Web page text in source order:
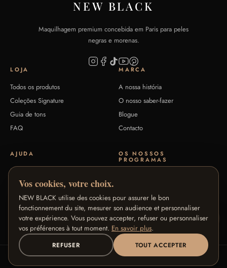
NEW BLACK
Maquilhagem premium concebida em Paris para peles
negras e morenas.
LOJA
Todos os produtos
Coleções Signature
Guia de tons
FAQ
MARCA
A nossa história
O nosso saber-fazer
Blogue
Contacto
AJUDA
Devoluções e reembolsos
Condições gerais de venda
Privacidade
Aviso legal
OS NOSSOS
PROGRAMAS
Programa Afiliados
Pro / B2B
Vos cookies, votre choix.
NEW BLACK utilise des cookies pour assurer le bon
fonctionnement du site, mesurer son audience et personnaliser
votre expérience. Vous pouvez accepter, refuser ou personnaliser
vos préférences à tout moment. En savoir plus.
REFUSER TOUT ACCEPTER